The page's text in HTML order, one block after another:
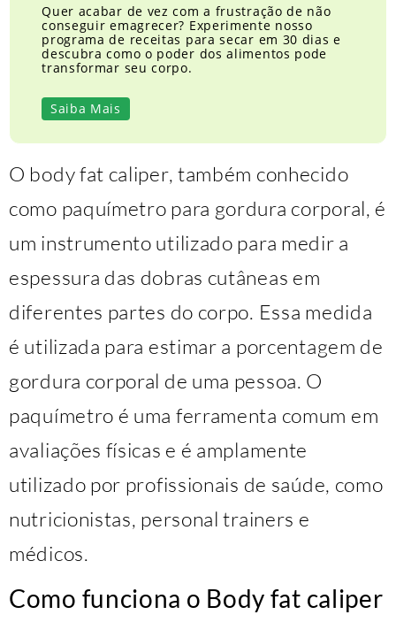
Quer acabar de vez com a frustração de não
conseguir emagrecer? Experimente nosso
programa de receitas para secar em 30 dias e
descubra como o poder dos alimentos pode
transformar seu corpo.
Saiba Mais
O body fat caliper, também conhecido
como paquímetro para gordura corporal, é
um instrumento utilizado para medir a
espessura das dobras cutâneas em
diferentes partes do corpo. Essa medida
é utilizada para estimar a porcentagem de
gordura corporal de uma pessoa. O
paquímetro é uma ferramenta comum em
avaliações físicas e é amplamente
utilizado por profissionais de saúde, como
nutricionistas, personal trainers e
médicos.
Como funciona o Body fat caliper